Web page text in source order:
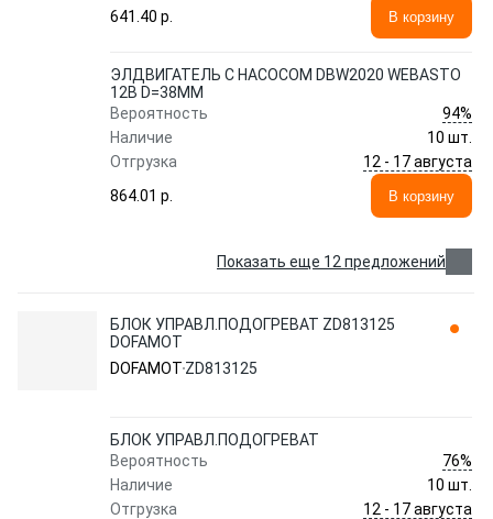
641.40 p.
В корзину
ЭЛДВИГАТЕЛЬ С НАСОСОМ DBW2020 WEBASTO
12В D=38ММ
Вероятность
94%
Наличие
10 шт.
Отгрузка
12 - 17 августа
864.01 p.
В корзину
Показать еще 12 предложений
БЛОК УПРАВЛ.ПОДОГРЕВАТ ZD813125
DOFAMOT
DOFAMOT ZD813125
БЛОК УПРАВЛ.ПОДОГРЕВАТ
Вероятность
76%
Наличие
10 шт.
Отгрузка
12 - 17 августа